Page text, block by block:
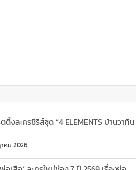
ติ้งละครซีรีส์ชุด “4 ELEMENTS บ้านวาทิน
คม 2026